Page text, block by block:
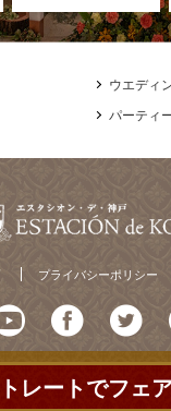
レートでフェ
ウエディ
パーティ
プライバシーポリシー
de KOBE All Rights